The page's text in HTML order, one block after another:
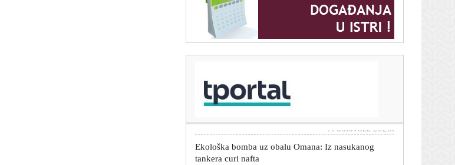
'Gospić je naš dom' traži hitnu sanaciju, trajni nadzor
vode i tla te ostavke upletenih
Ekološka bomba uz obalu Omana: Iz nasukanog
7. kolovoza 2026.